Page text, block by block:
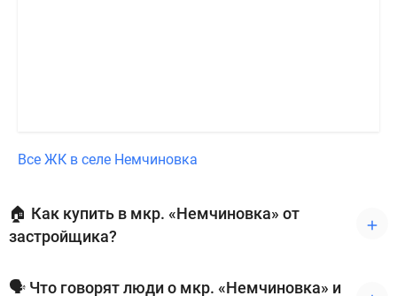
Все ЖК в селе Немчиновка
🏠 Как купить в мкр. «Немчиновка» от
застройщика?
🗣 Что говорят люди о мкр. «Немчиновка» и